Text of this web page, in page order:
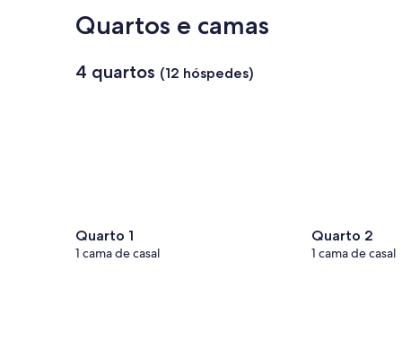
Quartos e camas
4 quartos (12 hóspedes)
Quarto 1
1 cama de casal
Quarto 2
1 cama de casal